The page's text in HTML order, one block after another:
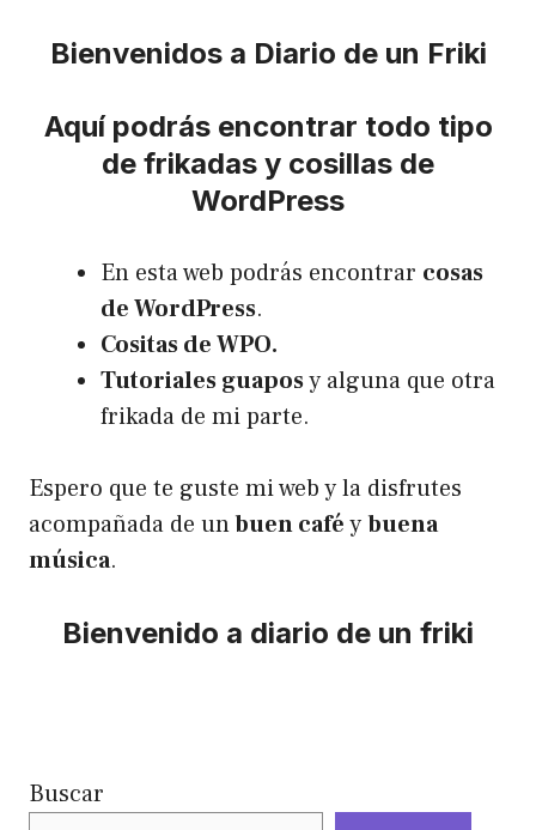
Bienvenidos a Diario de un Friki
Aquí podrás encontrar todo tipo
de frikadas y cosillas de
WordPress
En esta web podrás encontrar cosas
de WordPress.
Cositas de WPO.
Tutoriales guaposy alguna que otra
frikada de mi parte.
Espero que te guste mi web y la disfrutes
acompañada de unbuen caféybuena
música.
Bienvenido a diario de un friki
Buscar